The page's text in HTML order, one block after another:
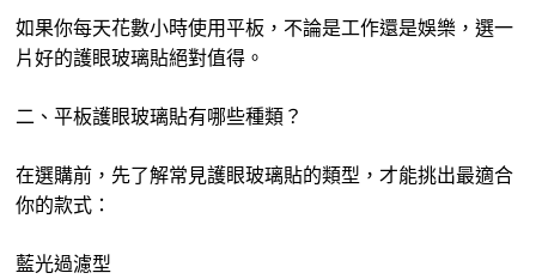
如果你每天花數小時使用平板，不論是工作還是娛樂，選一
片好的護眼玻璃貼絕對值得。
二、平板護眼玻璃貼有哪些種類？
在選購前，先了解常見護眼玻璃貼的類型，才能挑出最適合
你的款式：
藍光過濾型